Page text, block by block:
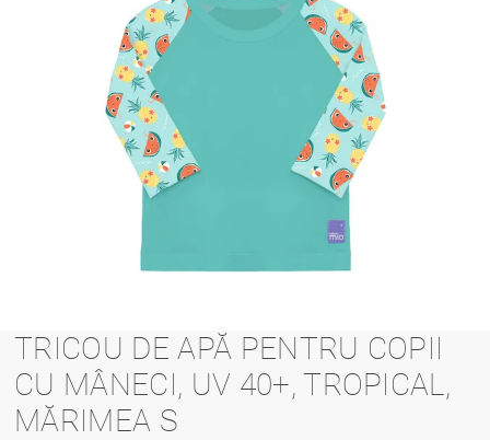
TRICOU DE APĂ PENTRU COPII
CU MÂNECI, UV 40+, TROPICAL,
MĂRIMEA S